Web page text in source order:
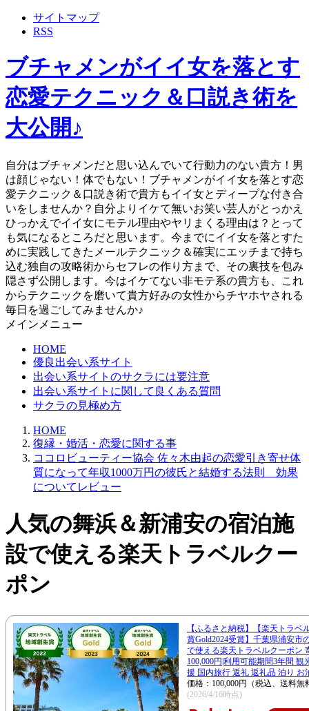
サイトマップ
RSS
ブチャメンがイイ女を落とす
恋愛テクニック＆口説き術を
大公開♪
自分はブチャメンだと思い込んでいて行動力のない貴方！男
は顔じゃない！体でもない！ブチャメンがイイ女を落とす恋
愛テクニック＆口説き術で貴方もイイ女とディープな付き合
いをしませんか？自分よりイケて無いお笑い芸人がとっかえ
ひっかえでイイ女にモテル理由やヤリまくる理由は？とって
も気になるところだと思います。今までにイイ女を落とすた
めに実践してきたメールテクニック＆確実にエッチまで持ち
込む独自の攻略術からセフレの作り方まで、その裏技を包み
隠さず公開します。今はイケてない非モテ系の貴方も、これ
からテクニックを磨いて貴方好みの女性からチヤホヤされる
毎日を過ごしてみませんか♪
メインメニュー
HOME
優良出会い系サイト
出会い系サイトのサクラには要注意
出会い系サイトに関して良くある質問
サクラの見極め方
HOME
復縁・婚活・恋愛に関する事
ココロビューティー協会 佐々木由起の恋愛引き寄せ体
質になって年収1000万円の彼氏と結婚する法則 効果
についてレビュー
人気の舞浜＆新浦安の宿泊施
設で使える楽天トラベルクー
ポン
【ふるさと納税】【楽天トラベ
賞Gold2024受賞】千葉県浦安市
で使える楽天トラベルクーポン
100,000円|利用可能期間3年間 観
援 国内旅行 返礼 返礼品 泊り お
価格：100,000円（税込、送料無
(2026/4/16時点)